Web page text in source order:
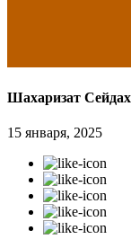
Шахаризат
15 января, 2025